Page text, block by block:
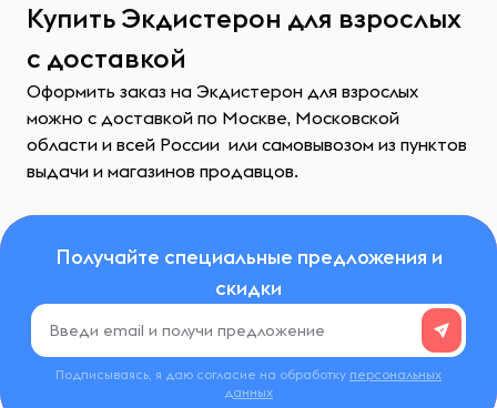
Купить Экдистерон для взрослых
с доставкой
Оформить заказ на Экдистерон для взрослых
можно с доставкой по Москве, Московской
области и всей России или самовывозом из пунктов
выдачи и магазинов продавцов.
Получайте специальные предложения и
скидки
Подписываясь, я даю согласие на обработку персональных
данных